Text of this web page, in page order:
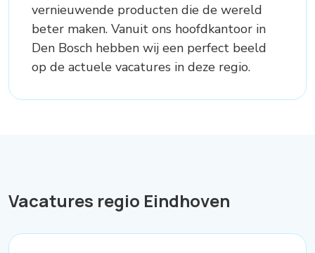
vernieuwende producten die de wereld
beter maken. Vanuit ons hoofdkantoor in
Den Bosch hebben wij een perfect beeld
op de actuele vacatures in deze regio.
Vacatures regio Eindhoven